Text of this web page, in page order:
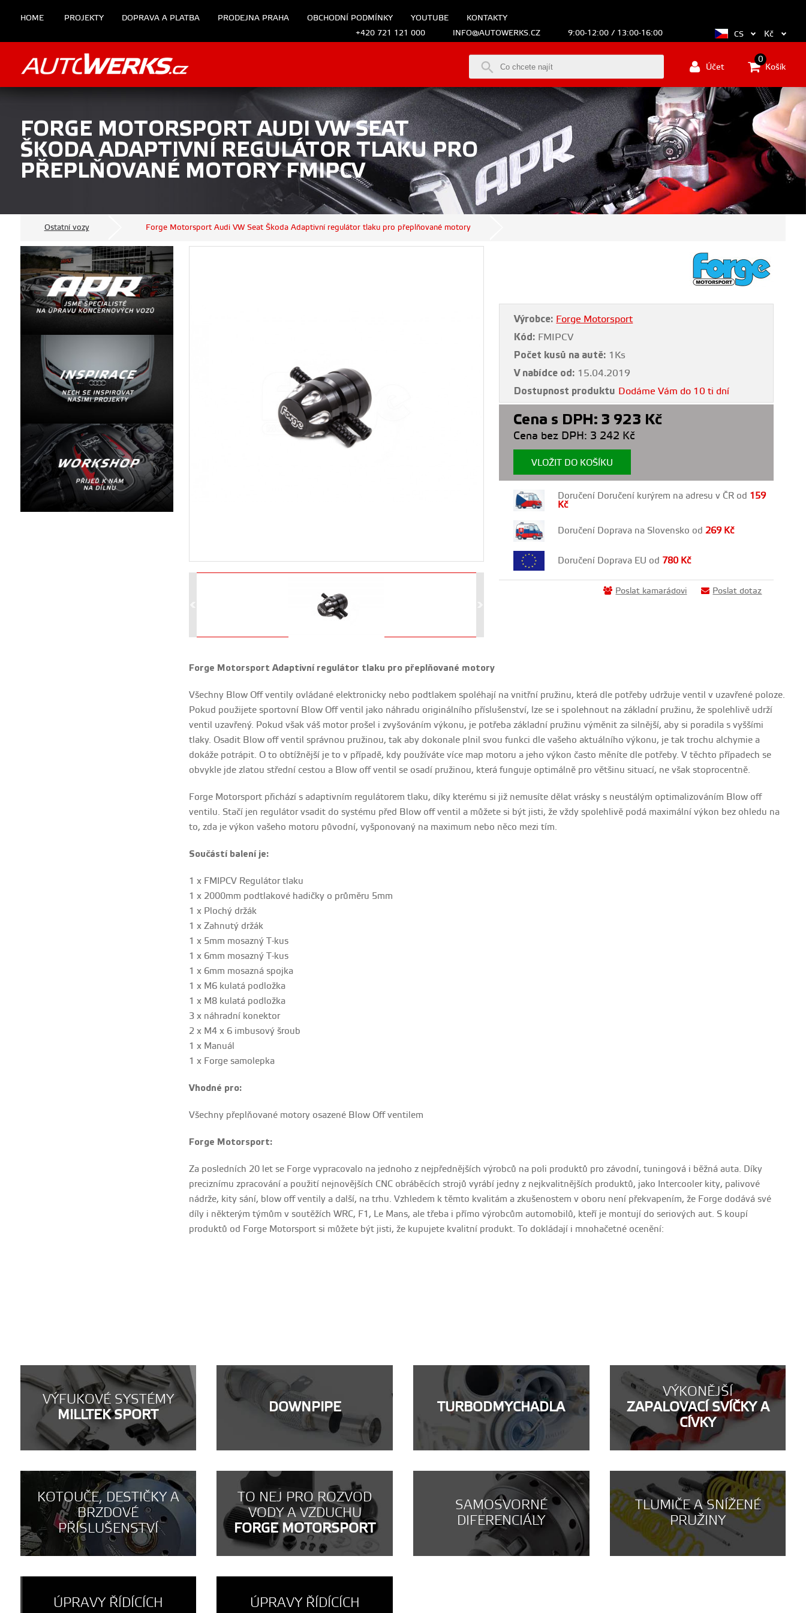
HOME PROJEKTY DOPRAVA A PLATBA PRODEJNA PRAHA OBCHODNÍ PODMÍNKY YOUTUBE
KONTAKTY
+420 721 121 000
INFO@AUTOWERKS.CZ 9:00-12:00 / 13:00-16:00 CS Kč
Účet Košík
0
FORGE MOTORSPORT AUDI VW SEAT
ŠKODA ADAPTIVNÍ REGULÁTOR TLAKU PRO
PŘEPLŇOVANÉ MOTORY FMIPCV
Ostatní vozy Forge Motorsport Audi VW Seat Škoda Adaptivní regulátor tlaku pro přeplňované motory
Výrobce: Forge Motorsport
Kód: FMIPCV
Počet kusů na autě: 1Ks
V nabídce od: 15.04.2019
Dostupnost produktu Dodáme Vám do 10 ti dní
Cena s DPH: 3 923 Kč
Cena bez DPH: 3 242 Kč
VLOŽIT DO KOŠÍKU
Doručení Doručení kurýrem na adresu v ČR od 159
Kč
Doručení Doprava na Slovensko od269 Kč
Doručení Doprava EU od 780 Kč
Poslat kamarádovi Poslat dotaz
Forge Motorsport Adaptivní regulátor tlaku pro přeplňované motory
Všechny Blow Off ventily ovládané elektronicky nebo podtlakem spoléhají na vnitřní pružinu, která dle potřeby udržuje ventil v uzavřené poloze.
Pokud použijete sportovní Blow Off ventil jako náhradu originálního příslušenství, lze se i spolehnout na základní pružinu, že spolehlivě udrží
ventil uzavřený. Pokud však váš motor prošel i zvyšováním výkonu, je potřeba základní pružinu výměnit za silnější, aby si poradila s vyššími
tlaky. Osadit Blow off ventil správnou pružinou, tak aby dokonale plnil svou funkci dle vašeho aktuálního výkonu, je tak trochu alchymie a
dokáže potrápit. O to obtížnější je to v případě, kdy používáte více map motoru a jeho výkon často měníte dle potřeby. V těchto případech se
obvykle jde zlatou střední cestou a Blow off ventil se osadí pružinou, která funguje optimálně pro většinu situací, ne však stoprocentně.
Forge Motorsport přichází s adaptivním regulátorem tlaku, díky kterému si již nemusíte dělat vrásky s neustálým optimalizováním Blow off
ventilu. Stačí jen regulátor vsadit do systému před Blow off ventil a můžete si být jisti, že vždy spolehlivě podá maximální výkon bez ohledu na
to, zda je výkon vašeho motoru původní, vyšponovaný na maximum nebo něco mezi tím.
Součástí balení je:
1 x FMIPCV Regulátor tlaku
1 x 2000mm podtlakové hadičky o průměru 5mm
1 x Plochý držák
1 x Zahnutý držák
1 x 5mm mosazný T-kus
1 x 6mm mosazný T-kus
1 x 6mm mosazná spojka
1 x M6 kulatá podložka
1 x M8 kulatá podložka
3 x náhradní konektor
2 x M4 x 6 imbusový šroub
1 x Manuál
1 x Forge samolepka
Vhodné pro:
Všechny přeplňované motory osazené Blow Off ventilem
Forge Motorsport:
Za posledních 20 let se Forge vypracovalo na jednoho z nejpřednějších výrobců na poli produktů pro závodní, tuningová i běžná auta. Díky
preciznímu zpracování a použití nejnovějších CNC obráběcích strojů vyrábí jedny z nejkvalitnějších produktů, jako Intercooler kity, palivové
nádrže, kity sání, blow off ventily a další, na trhu. Vzhledem k těmto kvalitám a zkušenostem v oboru není překvapením, že Forge dodává své
díly i některým týmům v soutěžích WRC, F1, Le Mans, ale třeba i přímo výrobcům automobilů, kteří je montují do seriových aut. S koupí
produktů od Forge Motorsport si můžete být jisti, že kupujete kvalitní produkt. To dokládají i mnohačetné ocenění:
VÝFUKOVÉ SYSTÉMY
MILLTEK SPORT
DOWNPIPE TURBODMYCHADLA
VÝKONĚJŠÍ
ZAPALOVACÍ SVÍČKY A
CÍVKY
KOTOUČE, DESTIČKY A
BRZDOVÉ
PŘÍSLUŠENSTVÍ
TO NEJ PRO ROZVOD
VODY A VZDUCHU
FORGE MOTORSPORT
SAMOSVORNÉ
DIFERENCIÁLY
TLUMIČE A SNÍŽENÉ
PRUŽINY
ÚPRAVY ŘÍDÍCÍCH
ÚPRAVY ŘÍDÍCÍCH